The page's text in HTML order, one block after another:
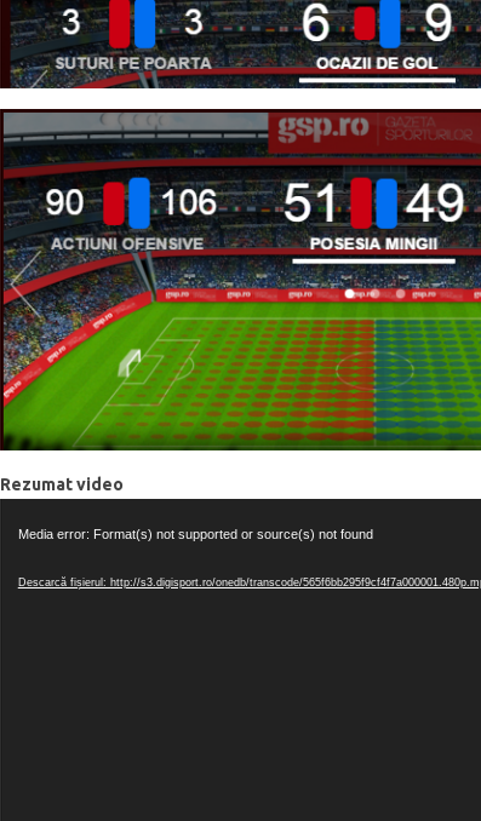
Rezumat video
video
Media error: Format(s) not supported or source(s) not found
Descarcă fișierul: http://s3.digisport.ro/onedb/transcode/